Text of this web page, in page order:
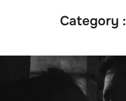
Category :